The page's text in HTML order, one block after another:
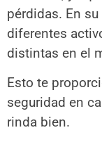
pérdidas. En
diferentes
distintas en el
Esto te
seguridad en
rinda bien.